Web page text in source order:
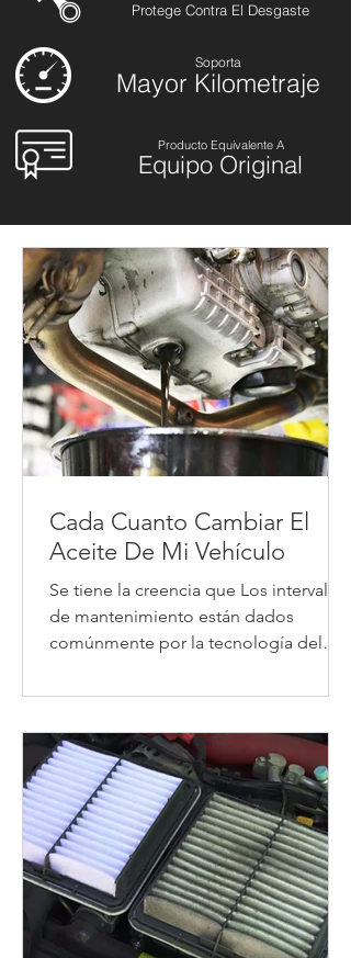
Protege Contra El Desgaste
Soporta
Mayor Kilometraje
Producto Equivalente A
Equipo Original
Cada Cuanto Cambiar El
Aceite De Mi Vehículo
Se tiene la creencia que Los intervalos
de mantenimiento están dados
comúnmente por la tecnología del